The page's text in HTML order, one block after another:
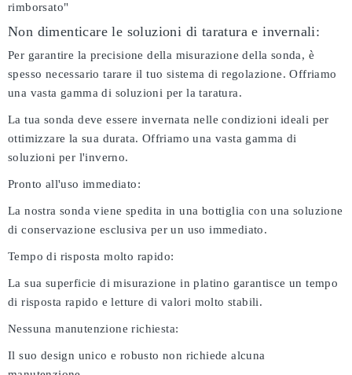
rimborsato"
Non dimenticare le soluzioni di taratura e invernali:
Per garantire la precisione della misurazione della sonda, è
spesso necessario tarare il tuo sistema di regolazione. Offriamo
una vasta gamma di soluzioni per la taratura.
La tua sonda deve essere invernata nelle condizioni ideali per
ottimizzare la sua durata. Offriamo una vasta gamma di
soluzioni per l'inverno.
Pronto all'uso immediato:
La nostra sonda viene spedita in una bottiglia con una soluzione
di conservazione esclusiva per un uso immediato.
Tempo di risposta molto rapido:
La sua superficie di misurazione in platino garantisce un tempo
di risposta rapido e letture di valori molto stabili.
Nessuna manutenzione richiesta:
Il suo design unico e robusto non richiede alcuna